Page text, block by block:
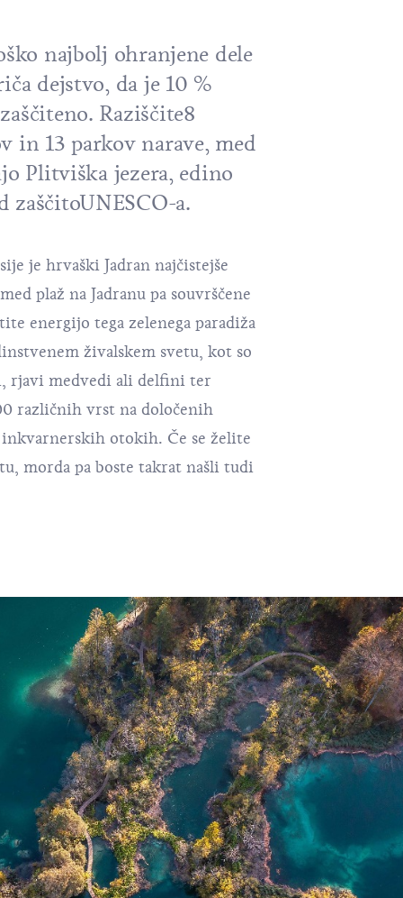
najbolj ohranjene dele
dejstvo, da je 10 %
Raziščite8
in 13 parkov narave, med
Plitviška jezera, edino
zaščitoUNESCO-a.
je hrvaški Jadran najčistejše
plaž na Jadranu pa souvrščene
energijo tega zelenega paradiža
živalskem svetu, kot so
rjavi medvedi ali delfini ter
različnih vrst na določenih
otokih. Če se želite
morda pa boste takrat našli tudi